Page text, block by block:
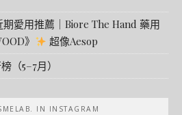
期愛用推薦｜Biore The Hand 藥用
》
超像Aesop
（5–7月）
IN INSTAGRAM